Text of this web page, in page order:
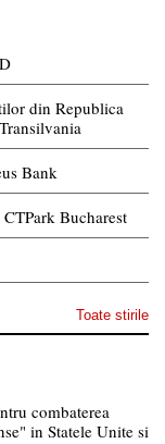
din Republica
Bank
Bucharest
Toate stirile
combaterea
in Statele Unite si